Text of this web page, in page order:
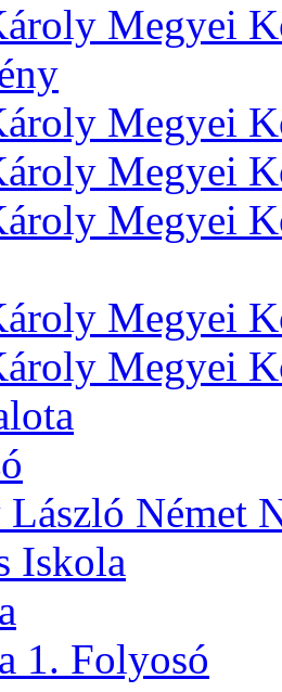
Megyei
Megyei
Megyei
Megyei
Megyei
Megyei
Német
Iskola
1. Folyosó